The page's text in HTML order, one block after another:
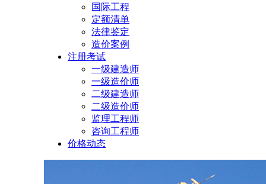
国际工程
定额清单
法律鉴定
造价案例
注册考试
一级建造师
一级造价师
二级建造师
二级造价师
监理工程师
咨询工程师
价格动态